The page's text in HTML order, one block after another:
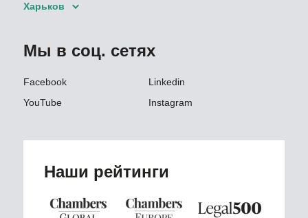
Харьков
Мы в соц. сетях
Facebook
Linkedin
YouTube
Instagram
Наши рейтинги